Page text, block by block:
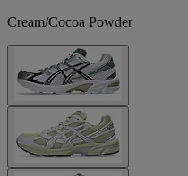
Cream/Cocoa Powder